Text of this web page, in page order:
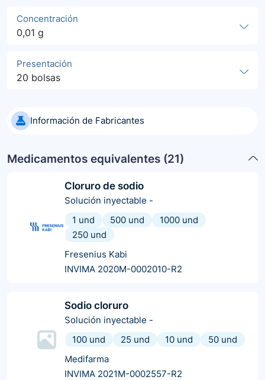
Concentración
0,01 g
Presentación
20 bolsas
Información de Fabricantes
Medicamentos equivalentes (21)
Cloruro de sodio
Solución inyectable -
1 und
500 und
1000 und
250 und
Fresenius Kabi
INVIMA 2020M-0002010-R2
Sodio cloruro
Solución inyectable -
100 und
25 und 10 und
50 und
Medifarma
INVIMA 2021M-0002557-R2